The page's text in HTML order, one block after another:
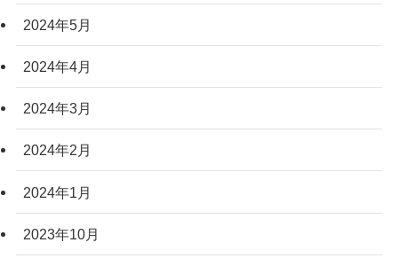
2024年5月
2024年4月
2024年3月
2024年2月
2024年1月
2023年10月